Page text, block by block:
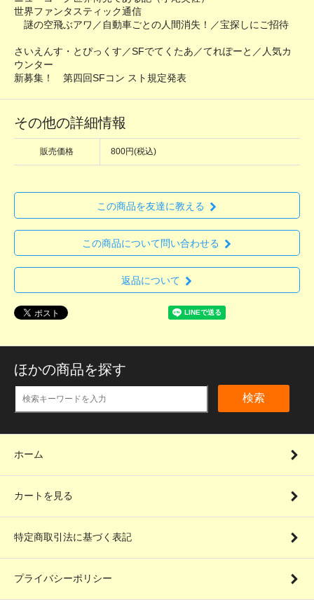
世界ファンタスティック通信
謎の空飛ぶアワ／自動車ごとの人間消失！／宝探しにご招待
さいえんす・とぴっくす／SFでてくたあ／てれぽーと／人気カ
ウンター
新募集！ 第四回SFコン スト規定発表
その他の詳細情報
販売価格 800円(税込)
この商品を友達に教える
この商品について問い合わせる
返品について
ほかの商品を探す
検索
ホーム
カートを見る
特定商取引法に基づく表記
プライバシーポリシー